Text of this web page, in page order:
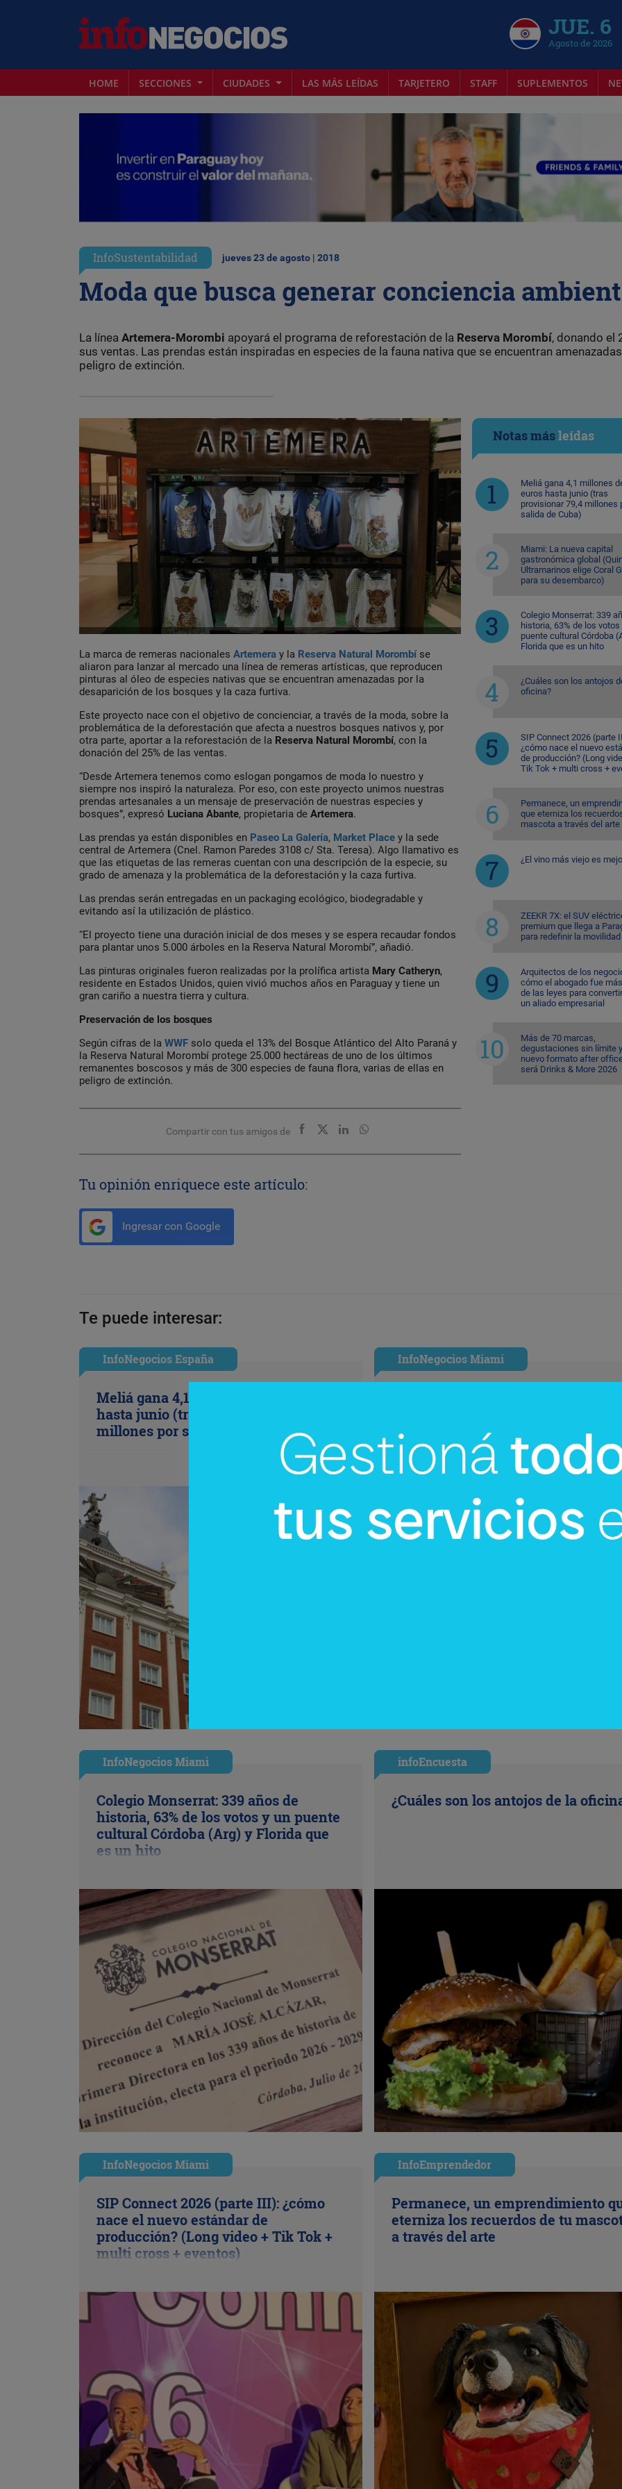
JUE. 6
Agosto de 2026
HOME SECCIONES CIUDADES LAS MÁS LEÍDAS TARJETERO STAFF SUPLEMENTOS
InfoSustentabilidad jueves 23 de agosto | 2018
Moda que busca generar conciencia
La línea Artemera-Morombi apoyará el programa de reforestación de la Reserva Morombí, donando el
sus ventas. Las prendas están inspiradas en especies de la fauna nativa que se encuentran
peligro de extinción.
La marca de remeras nacionales Artemera y la Reserva Natural Morombíse
aliaron para lanzar al mercado una línea de remeras artísticas, que reproducen
pinturas al óleo de especies nativas que se encuentran amenazadas por la
desaparición de los bosques y la caza furtiva.
Este proyecto nace con el objetivo de concienciar, a través de la moda, sobre la
problemática de la deforestación que afecta a nuestros bosques nativos y, por
otra parte, aportar a la reforestación de la Reserva Natural Morombí, con la
donación del 25% de las ventas.
“Desde Artemera tenemos como eslogan pongamos de moda lo nuestro y
siempre nos inspiró la naturaleza. Por eso, con este proyecto unimos nuestras
prendas artesanales a un mensaje de preservación de nuestras especies y
bosques”, expresó Luciana Abante, propietaria de Artemera.
Las prendas ya están disponibles en Paseo La Galería, Market Place y la sede
central de Artemera (Cnel. Ramon Paredes 3108 c/ Sta. Teresa). Algo llamativo es
que las etiquetas de las remeras cuentan con una descripción de la especie, su
grado de amenaza y la problemática de la deforestación y la caza furtiva.
Las prendas serán entregadas en un packaging ecológico, biodegradable y
evitando así la utilización de plástico.
“El proyecto tiene una duración inicial de dos meses y se espera recaudar fondos
para plantar unos 5.000 árboles en la Reserva Natural Morombí”, añadió.
Las pinturas originales fueron realizadas por la prolífica artista Mary Catheryn,
residente en Estados Unidos, quien vivió muchos años en Paraguay y tiene un
gran cariño a nuestra tierra y cultura.
Preservación de los bosques
Según cifras de la WWF solo queda el 13% del Bosque Atlántico del Alto Paraná y
la Reserva Natural Morombí protege 25.000 hectáreas de uno de los últimos
remanentes boscosos y más de 300 especies de fauna flora, varias de ellas en
peligro de extinción.
Compartir con tus amigos de
Tu opinión enriquece este artículo:
Ingresar con Google
Notas másleídas
Meliá gana 4,1 millones
euros hasta junio (tras
provisionar 79,4 millones
salida de Cuba)
Miami: La nueva capital
gastronómica global
Ultramarinos elige Coral
para su desembarco)
Colegio Monserrat: 339
historia, 63% de los votos
puente cultural Córdoba
Florida que es un hito
¿Cuáles son los antojos
oficina?
SIP Connect 2026 (parte
¿cómo nace el nuevo
de producción? (Long
Tik Tok + multi cross +
Permanece, un
que eterniza los
mascota a través del arte
¿El vino más viejo es
ZEEKR 7X: el SUV
premium que llega a
para redefinir la movilidad
Arquitectos de los
cómo el abogado fue
de las leyes para
un aliado empresarial
Más de 70 marcas,
degustaciones sin límite
nuevo formato after
será Drinks & More 2026
Te puede interesar:
InfoNegocios España
Meliá gana 4,1 millones de euros
hasta junio (tras provisionar 79,4
millones por su salida de Cuba)
InfoNegocios Miami
Ultramarinos elige Coral Gables
su desembarco)
InfoNegocios Miami
Colegio Monserrat: 339 años de
historia, 63% de los votos y un puente
cultural Córdoba (Arg) y Florida que
es un hito
infoEncuesta
¿Cuáles son los antojos de la
InfoNegocios Miami
SIP Connect 2026 (parte III): ¿cómo
nace el nuevo estándar de
producción? (Long video + Tik Tok +
multi cross + eventos)
InfoEmprendedor
Permanece, un emprendimiento
eterniza los recuerdos de tu
a través del arte